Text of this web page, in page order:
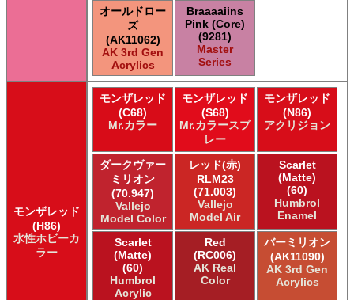
オールドロー
ズ
(AK11062)
AK 3rd Gen
Acrylics
Braaaaiins
Pink (Core)
(9281)
Master
Series
モンザレッド
(H86)
水性ホビーカ
ラー
モンザレッド
(C68)
Mr.カラー
モンザレッド
(S68)
Mr.カラースプ
レー
モンザレッド
(N86)
アクリジョン
ダークヴァー
ミリオン
(70.947)
Vallejo
Model Color
レッド(赤)
RLM23
(71.003)
Vallejo
Model Air
Scarlet
(Matte)
(60)
Humbrol
Enamel
Scarlet
(Matte)
(60)
Humbrol
Acrylic
Red
(RC006)
AK Real
Color
バーミリオン
(AK11090)
AK 3rd Gen
Acrylics